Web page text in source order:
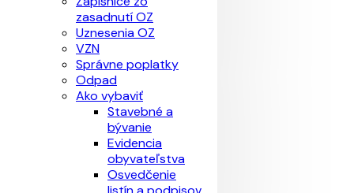
zasadnutí OZ
Uznesenia OZ
VZN
Správne poplatky
Odpad
Ako vybaviť
Stavebné a
bývanie
Evidencia
obyvateľstva
Osvedčenie